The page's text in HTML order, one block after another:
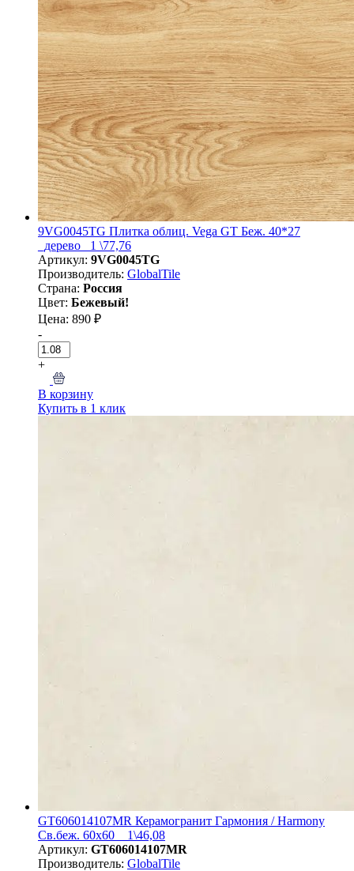
9VG0045TG Плитка облиц. Vega GT Беж. 40*27
_дерево_ 1 \77,76
Артикул: 9VG0045TG
Производитель: GlobalTile
Страна: Россия
Цвет: Бежевый!
Цена: 890 ₽
-
+
В корзину
Купить в 1 клик
GT606014107MR Керамогранит Гармония / Harmony
Св.беж. 60x60 _ 1\46,08
Артикул: GT606014107MR
Производитель: GlobalTile